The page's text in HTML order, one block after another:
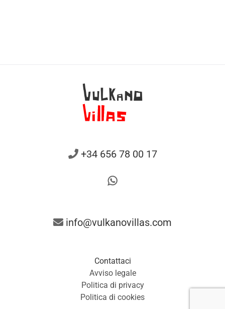
+34 656 78 00 17
info@vulkanovillas.com
Contattaci
Avviso legale
Politica di privacy
Politica di cookies